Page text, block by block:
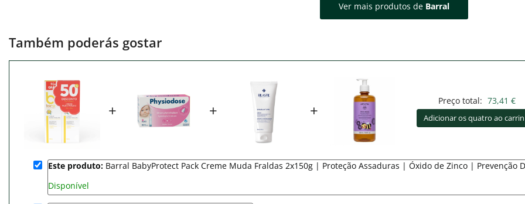
Ver mais produtos de Barral
Também poderás gostar
+ + +
Preço total: 73,41 €
Adicionar os quatro ao
Este produto: Barral BabyProtect Pack Creme Muda Fraldas 2x150g | Proteção Assaduras | Óxido de Zinco | Prevenção
Disponível